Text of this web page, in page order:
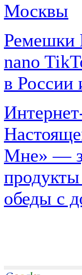
Москвы
Ремешки
nano
в
Мне» —
обеды с